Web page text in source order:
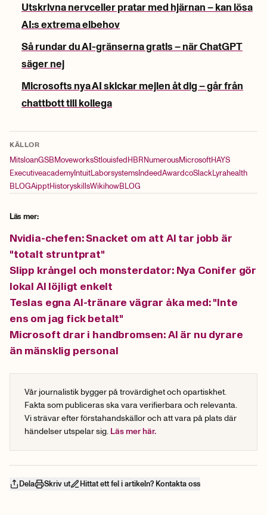
Utskrivna nervceller pratar med hjärnan – kan lösa
AI:s extrema elbehov
Så rundar du AI-gränserna gratis – när ChatGPT
säger nej
Microsofts nya AI skickar mejlen åt dig – går från
chattbott till kollega
KÄLLOR
MitsloanGSB MoveworksStlouisfed HBR NumerousMicrosoftHAYS
ExecutiveacademyIntuit LaborsystemsIndeedAwardcoSlack Lyrahealth
BLOGAipptHistoryskillsWikihowBLOG
Läs mer:
Nvidia-chefen: Snacket om att AI tar jobb är
"totalt struntprat"
Slipp krångel och monsterdator: Nya Conifer gör
lokal AI löjligt enkelt
Teslas egna AI-tränare vägrar åka med: "Inte
ens om jag fick betalt"
Microsoft drar i handbromsen: AI är nu dyrare
än mänsklig personal
Vår journalistik bygger på trovärdighet och opartiskhet.
Fakta som publiceras ska vara verifierbara och relevanta.
Vi strävar efter förstahandskällor och att vara på plats där
händelser utspelar sig. Läs mer här.
Dela Skriv ut Hittat ett fel i artikeln? Kontakta oss